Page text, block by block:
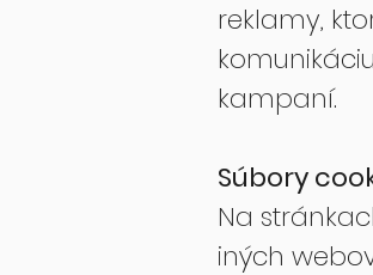
reklamy,
kampaní.
Súbory
Na
iných